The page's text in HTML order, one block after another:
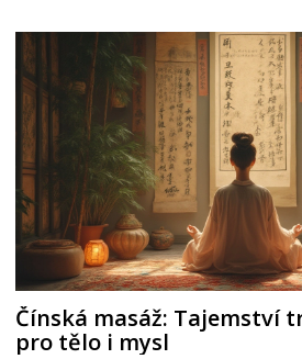
Čínská masáž: Tajemství
pro tělo i mysl